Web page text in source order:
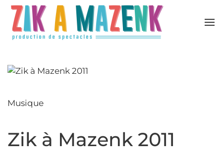
Accéder au contenu principal
Musique
Zik à Mazenk 2011